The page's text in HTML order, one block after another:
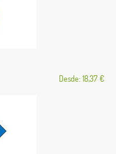
Desde: 18,37 €